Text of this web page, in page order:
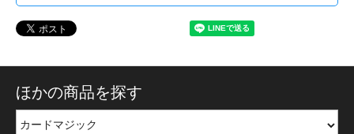
ほかの商品を探す